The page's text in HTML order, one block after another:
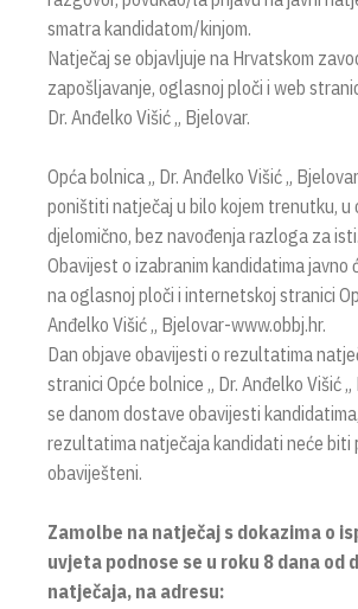
smatra kandidatom/kinjom.
Natječaj se objavljuje na Hrvatskom
zapošljavanje, oglasnoj ploči i web
Dr. Anđelko Višić „ Bjelovar.
Opća bolnica „ Dr. Anđelko Višić „
poništiti natječaj u bilo kojem trenutku, u
djelomično, bez navođenja razloga za isti.
Obavijest o izabranim kandidatima javno
na oglasnoj ploči i internetskoj stranici
Anđelko Višić „ Bjelovar-www.obbj.hr.
Dan objave obavijesti o rezultatima
stranici Opće bolnice „ Dr. Anđelko Višić
se danom dostave obavijesti
rezultatima natječaja kandidati neće biti
obaviješteni.
Zamolbe na natječaj s dokazima o
uvjeta podnose se u roku 8 dana od
natječaja, na adresu: